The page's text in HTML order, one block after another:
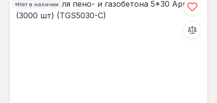
Нет в наличии